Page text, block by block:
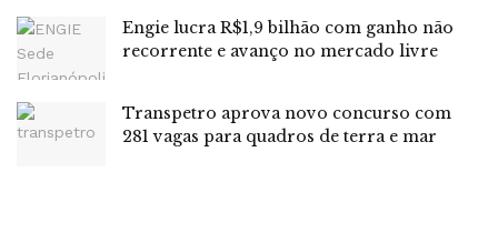
aliados à busca de resultados diferenciados, se traduz
num modelo de gestão que permite que as melhores
práticas sejam disseminadas por todas as empresas. Os
resultados positivos são prontamente adaptados e
compartilhados com todas as distribuidoras, sempre com o
Engie lucra R$1,9 bilhão com ganho não
recorrente e avanço no mercado livre
Transpetro aprova novo concurso com
281 vagas para quadros de terra e mar